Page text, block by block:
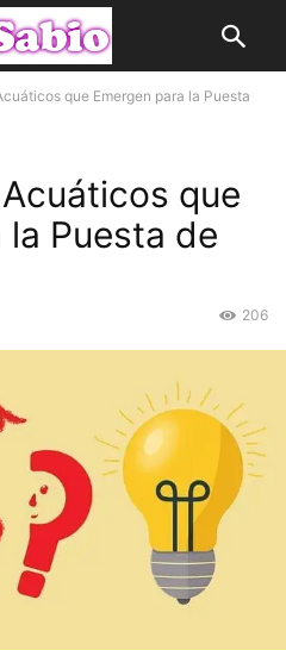
que Emergen para la Puesta
que
la Puesta de
206